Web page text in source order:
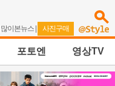
많이본뉴스 | 사진구매
포토엔 영상TV